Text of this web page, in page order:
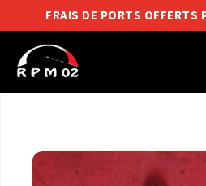
FRAIS DE PORTS OFFERTS